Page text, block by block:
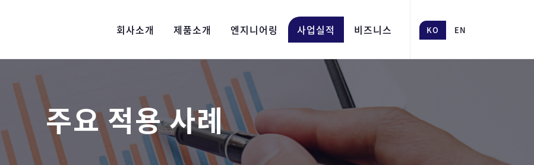
회사소개 제품소개 엔지니어링 사업실적 비즈니스 KO EN
주요 적용 사례